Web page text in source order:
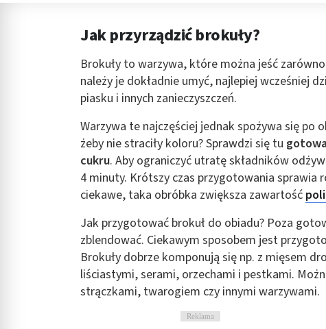
Jak przyrządzić brokuły?
Brokuły to warzywa, które można jeść
należy je dokładnie umyć, najlepiej wcześniej
piasku i innych zanieczyszczeń.
Warzywa te najczęściej jednak spożywa się po
żeby nie straciły koloru? Sprawdzi się tu
cukru. Aby ograniczyć utratę składników
4 minuty. Krótszy czas przygotowania sprawia
ciekawe, taka obróbka zwiększa zawartość
Jak przygotować brokuł do obiadu? Poza
zblendować. Ciekawym sposobem jest
Brokuły dobrze komponują się np. z mięsem
liściastymi, serami, orzechami i pestkami.
strączkami, twarogiem czy innymi warzywami.
Reklama
Wykorzystywanie profili w celu doboru spersonalizowanych treści
Pomiar efektywności reklam
Pomiar efektywności treści
Rozumienie odbiorców dzięki statystyce lub kombinacji danych z
Rozwój i ulepszanie usług
Wykorzystywanie ograniczonych danych do wyboru treści
Użycie dokładnych danych geolokalizacyjnych
Identyfikowanie urządzeń na podstawie aktywnie żądanych
Cele przetwarzania inne niż IAB: